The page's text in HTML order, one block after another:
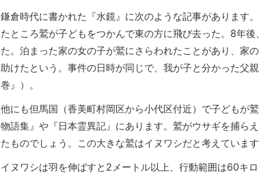
鎌倉時代に書かれた『水鏡』に次のような記事があります
たところ鷲が子どもをつかんで東の方に飛び去った。8年
た。泊まった家の女の子が鷲にさらわれたことがあり、家
助けたという。事件の日時が同じで、我が子と分かった父
巻』）。
他にも但馬国（香美町村岡区から小代区付近）で子どもが
物語集』や『日本霊異記』にあります。鷲がウサギを捕ら
たものでしょう。この大きな鷲はイヌワシだと考えています
イヌワシは羽を伸ばすと2メートル以上、行動範囲は60キ